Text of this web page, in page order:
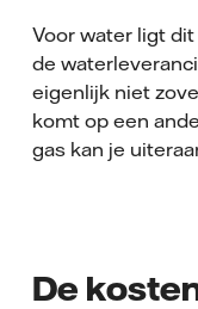
Voor water ligt
de
eigenlijk niet
komt op een
gas kan je
De